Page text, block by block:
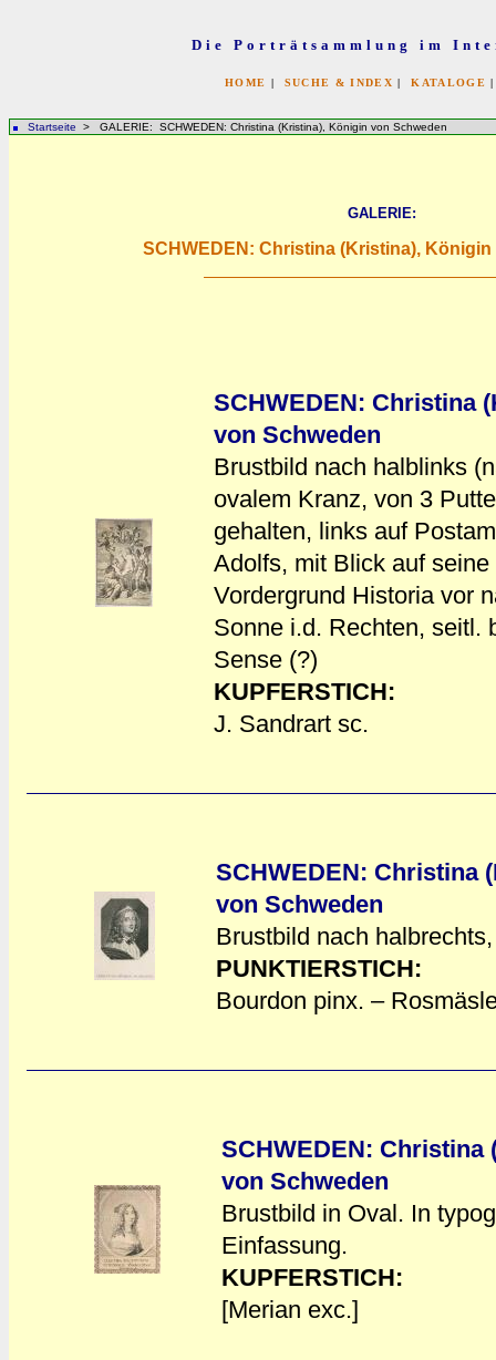
Die Porträtsammlung im
HOME | SUCHE & INDEX |KATALOGE
Startseite > GALERIE: SCHWEDEN: Christina (Kristina), Königin von Schweden
GALERIE:
SCHWEDEN: Christina (Kristina),
SCHWEDEN: Christina
von Schweden
Brustbild nach halblinks
ovalem Kranz, von 3
gehalten, links auf
Adolfs, mit Blick auf seine
Vordergrund Historia vor
Sonne i.d. Rechten, seitl.
Sense (?)
KUPFERSTICH:
J. Sandrart sc.
SCHWEDEN: Christina
von Schweden
Brustbild nach
PUNKTIERSTICH:
Bourdon pinx. –
SCHWEDEN:
von Schweden
Brustbild in Oval. In
Einfassung.
KUPFERSTICH:
[Merian exc.]